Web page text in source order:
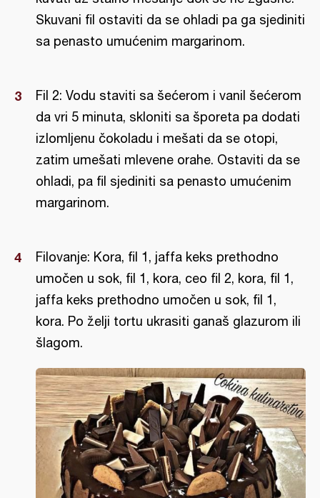
Skuvani fil ostaviti da se ohladi pa ga sjediniti
sa penasto umućenim margarinom.
Fil 2: Vodu staviti sa šećerom i vanil šećerom
da vri 5 minuta, skloniti sa šporeta pa dodati
izlomljenu čokoladu i mešati da se otopi,
zatim umešati mlevene orahe. Ostaviti da se
ohladi, pa fil sjediniti sa penasto umućenim
margarinom.
Filovanje: Kora, fil 1, jaffa keks prethodno
umočen u sok, fil 1, kora, ceo fil 2, kora, fil 1,
jaffa keks prethodno umočen u sok, fil 1,
kora. Po želji tortu ukrasiti ganaš glazurom ili
šlagom.